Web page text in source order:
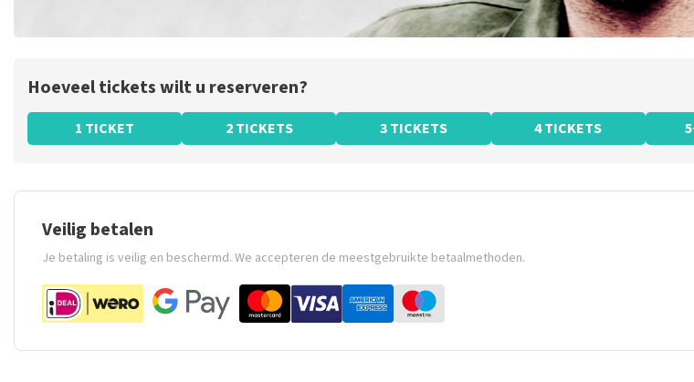
Hoeveel tickets wilt u reserveren?
1 TICKET 2 TICKETS 3 TICKETS 4 TICKETS
Veilig betalen
Je betaling is veilig en beschermd. We accepteren de meestgebruikte betaalmethoden.